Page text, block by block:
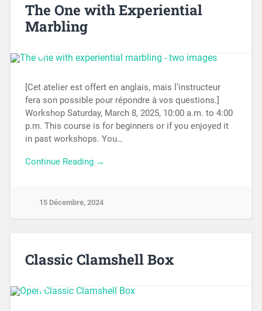
The One with Experiential
Marbling
[Cet atelier est offert en anglais, mais l’instructeur
fera son possible pour répondre à vos questions.]
Workshop Saturday, March 8, 2025, 10:00 a.m. to 4:00
p.m. This course is for beginners or if you enjoyed it
in past workshops. You…
Continue Reading →
15 Décembre, 2024
Classic Clamshell Box